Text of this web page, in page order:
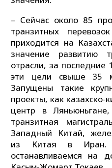
– Сейчас около 85
транзитных
приходится на
значение развитию
отрасли, за последние
эти цели свыше 35
Запущены такие
проекты, как казахско-
центр в
транзитная
Западный Китай,
из Китая в
останавливаемся на